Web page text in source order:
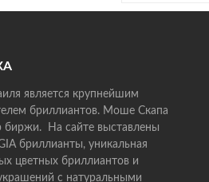
является крупнейшим
бриллиантов. Моше Скапа
биржи. На сайте выставлены
бриллианты, уникальная
цветных бриллиантов и
с натуральными